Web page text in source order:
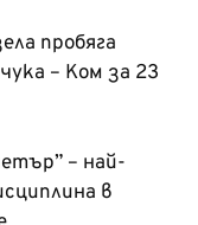
пробяга
– Ком за 23
– най-
в